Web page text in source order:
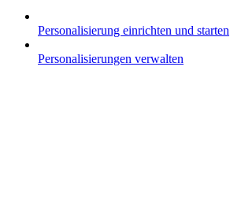
Personalisierung einrichten und starten
Personalisierungen verwalten